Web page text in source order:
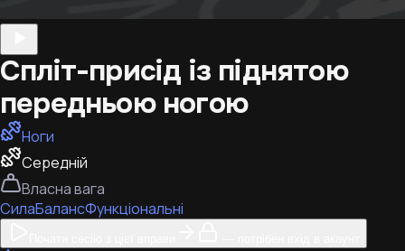
Спліт-присід із піднятою
передньою ногою
Ноги
Середній
Власна вага
СилаБалансФункціональні